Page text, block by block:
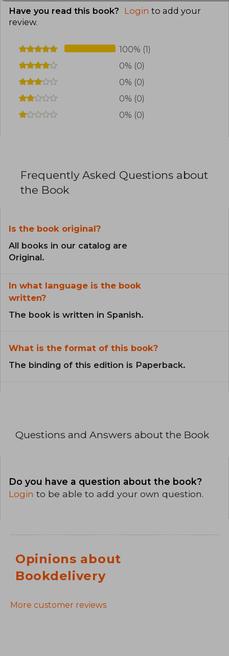
Have you read this book? Login to add your
review.
100% (1)
0% (0)
0% (0)
0% (0)
0% (0)
Frequently Asked Questions about
the Book
Is the book original?
All books in our catalog are
Original.
In what language is the book
written?
The book is written in Spanish.
What is the format of this book?
The binding of this edition is Paperback.
Questions and Answers about the Book
Do you have a question about the book?
Login to be able to add your own question.
Opinions about
Bookdelivery
More customer reviews